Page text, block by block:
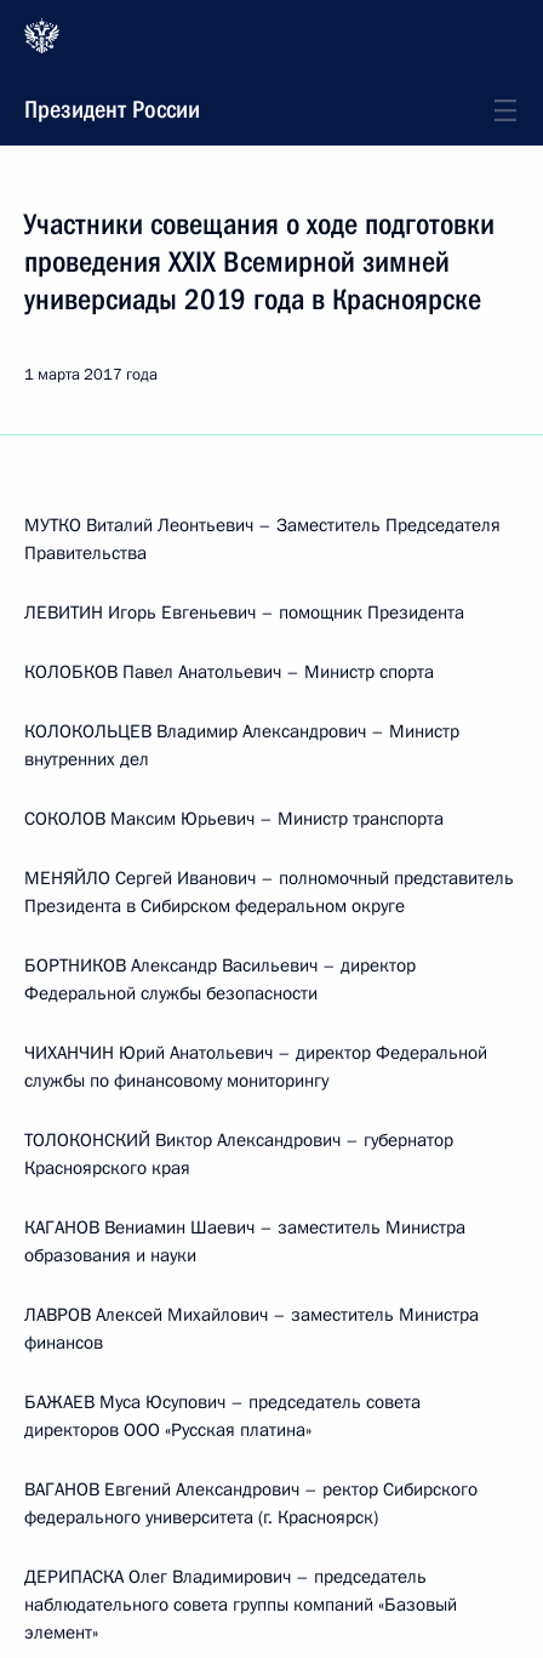
Президент России
Участники совещания о ходе подготовки
проведения XXIX Всемирной зимней
универсиады 2019 года в Красноярске
1 марта 2017 года
МУТКО Виталий Леонтьевич – Заместитель Председателя
Правительства
ЛЕВИТИН Игорь Евгеньевич – помощник Президента
КОЛОБКОВ Павел Анатольевич – Министр спорта
КОЛОКОЛЬЦЕВ Владимир Александрович – Министр
внутренних дел
СОКОЛОВ Максим Юрьевич – Министр транспорта
МЕНЯЙЛО Сергей Иванович – полномочный представитель
Президента в Сибирском федеральном округе
БОРТНИКОВ Александр Васильевич – директор
Федеральной службы безопасности
ЧИХАНЧИН Юрий Анатольевич – директор Федеральной
службы по финансовому мониторингу
ТОЛОКОНСКИЙ Виктор Александрович – губернатор
Красноярского края
КАГАНОВ Вениамин Шаевич – заместитель Министра
образования и науки
ЛАВРОВ Алексей Михайлович – заместитель Министра
финансов
БАЖАЕВ Муса Юсупович – председатель совета
директоров ООО «Русская платина»
ВАГАНОВ Евгений Александрович – ректор Сибирского
федерального университета (г. Красноярск)
ДЕРИПАСКА Олег Владимирович – председатель
наблюдательного совета группы компаний «Базовый
элемент»